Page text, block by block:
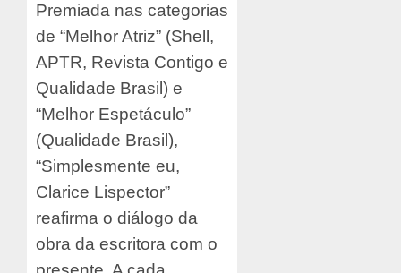
Premiada nas categorias
de “Melhor Atriz” (Shell,
APTR, Revista Contigo e
Qualidade Brasil) e
“Melhor Espetáculo”
(Qualidade Brasil),
“Simplesmente eu,
Clarice Lispector”
reafirma o diálogo da
obra da escritora com o